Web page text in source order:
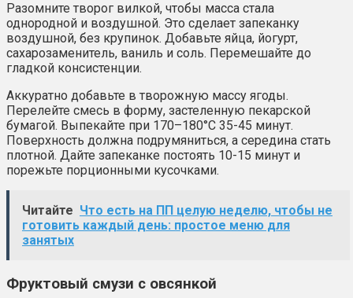
Разомните творог вилкой, чтобы масса стала
однородной и воздушной. Это сделает запеканку
воздушной, без крупинок. Добавьте яйца, йогурт,
сахарозаменитель, ваниль и соль. Перемешайте до
гладкой консистенции.
Аккуратно добавьте в творожную массу ягоды.
Перелейте смесь в форму, застеленную пекарской
бумагой. Выпекайте при 170–180°C 35-45 минут.
Поверхность должна подрумяниться, а середина стать
плотной. Дайте запеканке постоять 10-15 минут и
порежьте порционными кусочками.
Читайте Что есть на ПП целую неделю, чтобы не
готовить каждый день: простое меню для
занятых
Фруктовый смузи с овсянкой